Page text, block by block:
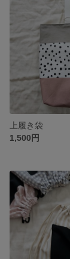
上履き袋
1,500円